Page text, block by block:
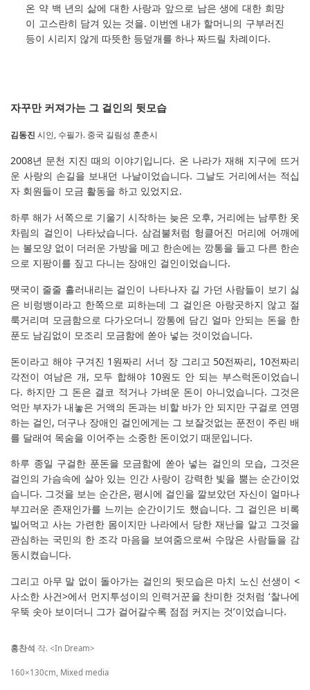
온 약 백 년의 삶에 대한 사랑과 앞으로 남은 생에 대한 희망
이 고스란히 담겨 있는 것을. 이번엔 내가 할머니의 구부러진
등이 시리지 않게 따뜻한 등덮개를 하나 짜드릴 차례이다.
자꾸만 커져가는 그 걸인의 뒷모습
김동진 시인, 수필가. 중국 길림성 훈춘시
2008년 문천 지진 때의 이야기입니다. 온 나라가 재해 지구에 뜨거
운 사랑의 손길을 보내던 나날이었습니다. 그날도 거리에서는 적십
자 회원들이 모금 활동을 하고 있었지요.
하루 해가 서쪽으로 기울기 시작하는 늦은 오후, 거리에는 남루한 옷
차림의 걸인이 나타났습니다. 삼검불처럼 헝클어진 머리에 어깨에
는 볼모양 없이 더러운 가방을 메고 한손에는 깡통을 들고 다른 한손
으로 지팡이를 짚고 다니는 장애인 걸인이었습니다.
땟국이 줄줄 흘러내리는 걸인이 나타나자 길 가던 사람들이 보기 싫
은 비렁뱅이라고 한쪽으로 피하는데 그 걸인은 아랑곳하지 않고 절
룩거리며 모금함으로 다가오더니 깡통에 담긴 얼마 안되는 돈을 한
푼도 남김없이 모조리 모금함에 쏟아 넣는 것이었습니다.
돈이라고 해야 구겨진 1원짜리 서너 장 그리고 50전짜리, 10전짜리
각전이 여남은 개, 모두 합해야 10원도 안 되는 부스럭돈이었습니
다. 하지만 그 돈은 결코 적거나 가벼운 돈이 아니었습니다. 그것은
억만 부자가 내놓은 거액의 돈과는 비할 바가 안 되지만 구걸로 연명
하는 걸인, 더구나 장애인 걸인에게는 그 보잘것없는 푼전이 주린 배
를 달래여 목숨을 이어주는 소중한 돈이었기 때문입니다.
하루 종일 구걸한 푼돈을 모금함에 쏟아 넣는 걸인의 모습, 그것은
걸인의 가슴속에 살아 있는 인간 사랑이 강력한 빛을 뿜는 순간이었
습니다. 그것을 보는 순간은, 평시에 걸인을 깔보았던 자신이 얼마나
부끄러운 존재인가를 느끼는 순간이기도 했습니다. 그 걸인은 비록
빌어먹고 사는 가련한 몸이지만 나라에서 당한 재난을 알고 그것을
관심하는 국민의 한 조각 마음을 보여줌으로써 수많은 사람들을 감
동시켰습니다.
그리고 아무 말 없이 돌아가는 걸인의 뒷모습은 마치 노신 선생이 <
사소한 사건>에서 먼지투성이의 인력거꾼을 찬미한 것처럼 ‘찰나에
우뚝 솟아 보이더니 그가 걸어갈수록 점점 커지는 것’이었습니다.
홍찬석 작. <In Dream>
160×130cm, Mixed media